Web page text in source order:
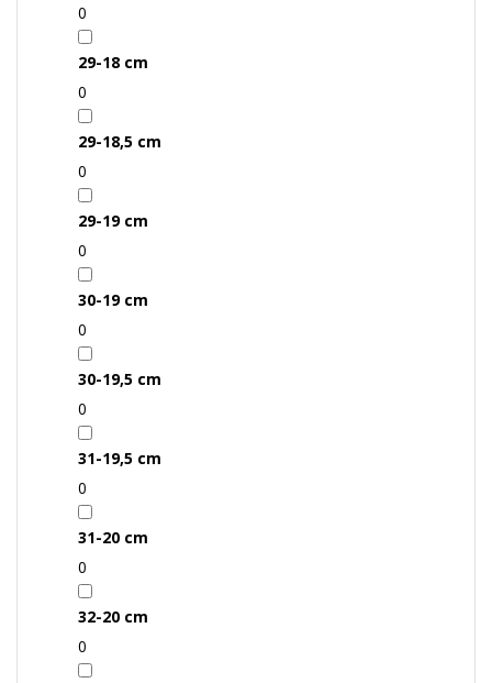
0
29-18 cm
0
29-18,5 cm
0
29-19 cm
0
30-19 cm
0
30-19,5 cm
0
31-19,5 cm
0
31-20 cm
0
32-20 cm
0